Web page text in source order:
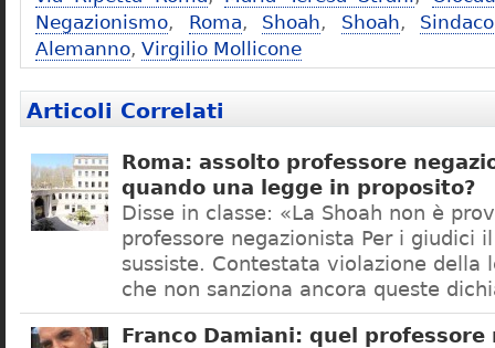
Negazionismo, Roma, Shoah, Shoah,
Alemanno, Virgilio Mollicone
Articoli Correlati
Roma: assolto professore
quando una legge in proposito?
Disse in classe: «La Shoah non è
professore negazionista Per i giudici
sussiste. Contestata violazione della
che non sanziona ancora queste
Franco Damiani: quel professore